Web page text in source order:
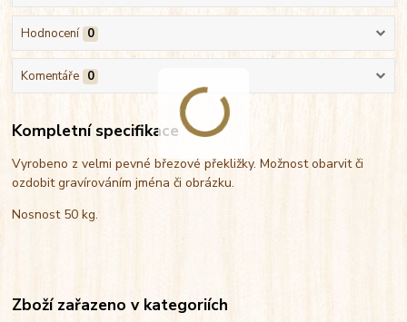
Hodnocení 0
Komentáře 0
Kompletní specifikace
Vyrobeno z velmi pevné březové překližky. Možnost obarvit či
ozdobit gravírováním jména či obrázku.
Nosnost 50 kg.
Zboží zařazeno v kategoriích